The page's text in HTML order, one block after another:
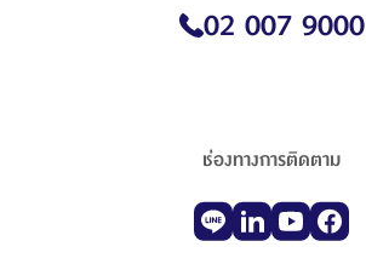
02 007 9000
ช่องทางการติดตาม